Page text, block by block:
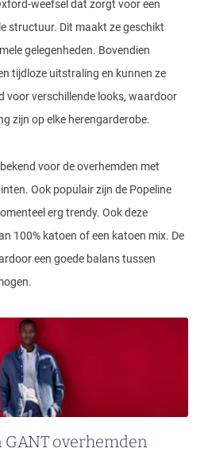
weefsel dat zorgt voor een
structuur. Dit maakt ze geschikt
gelegenheden. Bovendien
tijdloze uitstraling en kunnen ze
voor verschillende looks, waardoor
zijn op elke herengarderobe.
voor de overhemden met
Ook populair zijn de Popeline
erg trendy. Ook deze
100% katoen of een katoen mix. De
een goede balans tussen
overhemden